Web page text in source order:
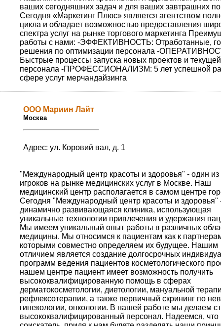
ваших сегодняшних задач и для ваших завтрашних
Сегодня «Маркетинг Плюс» является агентством
цикла и обладает возможностью предоставления
спектра услуг на рынке торгового маркетинга
работы с нами: -ЭФФЕКТИВНОСТЬ: Отработанные,
решения по оптимизации персонала -
Быстрые процессы запуска новых проектов и
персонала -ПРОФЕССИОНАЛИЗМ: 5 лет успешной
сфере услуг мерчандайзинга
ООО Мариин Лайт
Москва
Адрес: ул. Коровий вал, д. 1
"Международный центр красоты и здоровья" - один
игроков на рынке медицинских услуг в Москве. Наш
медицинский центр располагается в самом центре
Сегодня "Международный центр красоты и здоровья"
динамично развивающаяся клиника, использующая
уникальные технологии привлечения и удержания
Мы имеем уникальный опыт работы в различных
медицины. Мы относимся к пациентам как к
которыми совместно определяем их будущее. Нашим
отличием является создание долгосрочных
программ ведения пациентов косметологического
нашем центре пациент имеет возможность получить
высококвалифицированную помощь в сферах
дерматокосметологии, диетологии, мануальной
рефлексотерапии, а также первичный скрининг по
гинекологии, онкологии. В нашей работе мы делаем
высококвалифицированный персонал. Надеемся, что